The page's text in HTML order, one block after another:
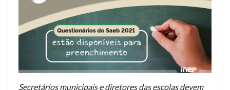
Secretários municipais e diretores das escolas devem